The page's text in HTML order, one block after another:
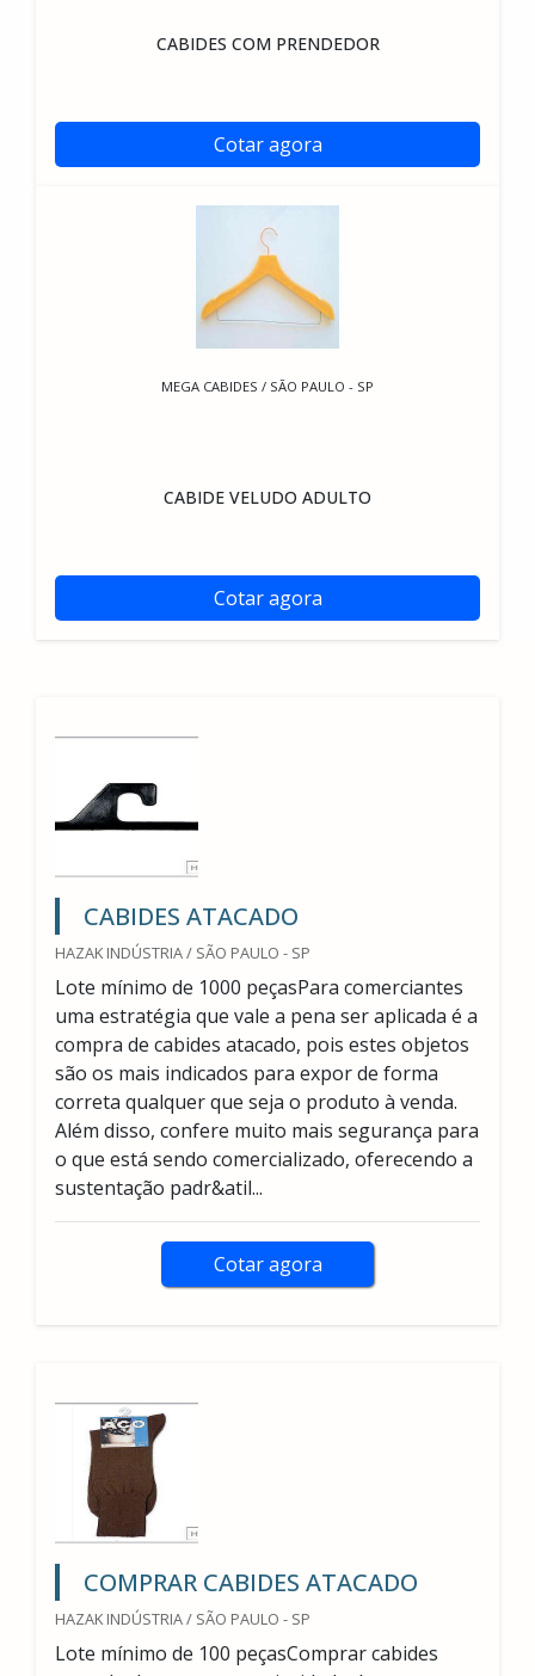
CABIDES COM PRENDEDOR
Cotar agora
MEGA CABIDES / SÃO PAULO - SP
CABIDE VELUDO ADULTO
Cotar agora
CABIDES ATACADO
HAZAK INDÚSTRIA / SÃO PAULO - SP
Lote mínimo de 1000 peçasPara comerciantes
uma estratégia que vale a pena ser aplicada é a
compra de cabides atacado, pois estes objetos
são os mais indicados para expor de forma
correta qualquer que seja o produto à venda.
Além disso, confere muito mais segurança para
o que está sendo comercializado, oferecendo a
sustentação padr&atil...
Cotar agora
COMPRAR CABIDES ATACADO
HAZAK INDÚSTRIA / SÃO PAULO - SP
Lote mínimo de 100 peçasComprar cabides